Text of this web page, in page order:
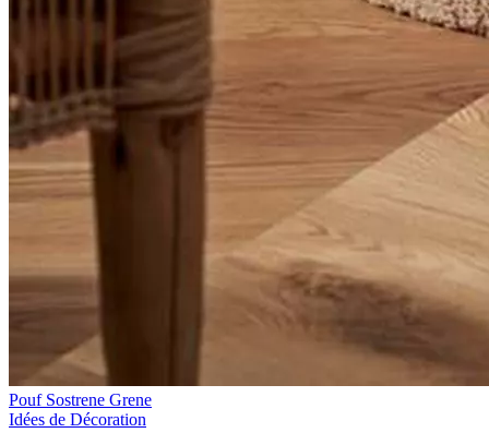
Pouf Sostrene Grene
Idées de Décoration